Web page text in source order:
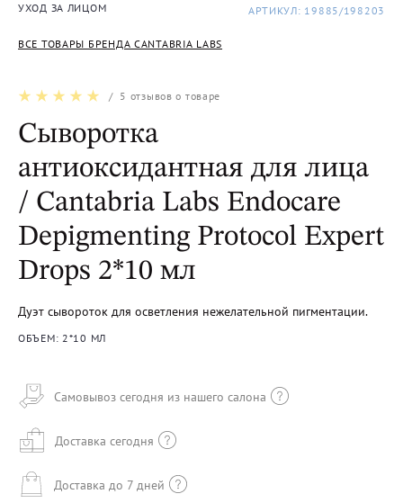
УХОД ЗА ЛИЦОМ
ВСЕ ТОВАРЫ БРЕНДА CANTABRIA LABS
АРТИКУЛ: 19885/198203
/ 5 отзывов о товаре
Сыворотка
антиоксидантная для лица
/ Cantabria Labs Endocare
Depigmenting Protocol Expert
Drops 2*10 мл
Дуэт сывороток для осветления нежелательной пигментации.
ОБЪЕМ: 2*10 МЛ
Самовывоз сегодня из нашего салона
Доставка сегодня
Доставка до 7 дней